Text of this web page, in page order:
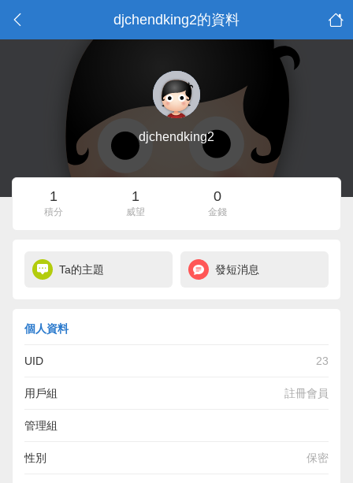
djchendking2的資料
djchendking2
1
積分
1
威望
0
金錢
Ta的主題 發短消息
個人資料
UID 23
用戶組 註冊會員
管理組
性別 保密